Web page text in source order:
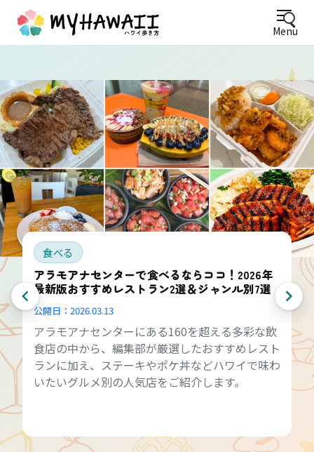
Menu
食べる
アラモアナセンターで食べるならココ！2026年
最新版おすすめレストラン2選＆ジャンル別7選
公開日： 2026.03.13
アラモアナセンターにある160を超える多彩な飲
食店の中から、編集部が厳選したおすすめレスト
ランに加え、ステーキやポケ丼などハワイで味わ
いたいグルメ別の人気店をご紹介します。